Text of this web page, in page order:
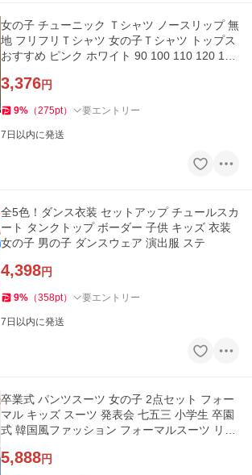
女の子 チューニック Ｔシャツ ノースリップ 無
地 フリフリＴシャツ 女の子Ｔシャツ トップス
おすすめ ピンク ホワイト 90 100 110 120 130
3,376円
9% （275pt） 要エントリー
7日以内に発送
全5色！ダンス衣装 セットアップ チュールスカ
ート タンクトップ ボーダー 子供 キッズ 衣装
女の子 男の子 ダンスウェア 演出服 ステ
4,398円
9% （358pt） 要エントリー
7日以内に発送
卒業式 パンツスーツ 女の子 2点セット フォー
マル キッズ スーツ 発表会 七五三 小学生 卒園
式 韓国風ファッション フォーマルスーツ リラ
5,888円